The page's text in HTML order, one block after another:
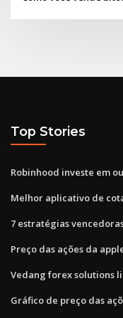
Top Stories
Robinhood investe em
Melhor aplicativo de
7 estratégias
Preço das ações da
Vedang forex solutions
Gráfico de preço das